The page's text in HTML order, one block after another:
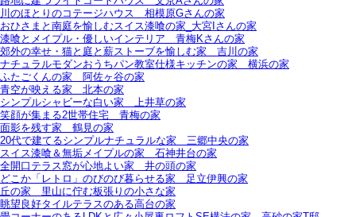
川のほとりのコテージハウス＿相模原Gさんの家
おひさまと南庭を愉しむスイス漆喰の家_大宮Iさんの家
漆喰とメイプル・優しいインテリア＿青梅Kさんの家
郊外の幸せ・猫と庭と薪ストーブを愉しむ家＿吉川の家
ナチュラルモダンおうちパン教室仕様キッチンの家＿横浜の家
ふたごくんの家＿阿佐ヶ谷の家
青空が映える家＿北本の家
シンプルシャビーな白い家＿上井草の家
笑顔が集まる2世帯住宅＿青梅の家
面影を残す家＿鶴見の家
20代で建てるシンプルナチュラルな家＿三郷中央の家
スイス漆喰＆無垢メイプルの家＿石神井台の家
全開口テラス窓が心地よい家＿井の頭の家
どこか「レトロ」のびのび暮らせる家＿足立伊興の家
丘の家＿里山に佇む板張りの小さな家
眺望良好タイルテラスのある高台の家